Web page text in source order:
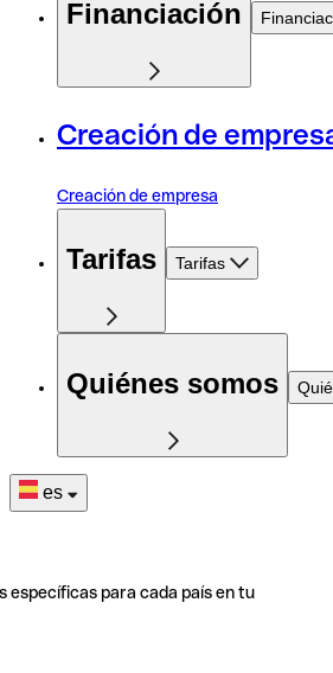
Financiación
Creación de
Creación de empresa
Tarifas Tarifas
Quiénes somos
es
específicas para cada país en tu